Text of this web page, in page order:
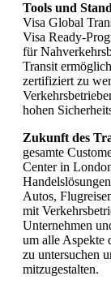
Tools und
Visa Global
Visa Ready-
für
Transit
zertifiziert zu
hohen
Zukunft des
gesamte
Center in
Autos,
mit
Unternehmen
um alle Aspekte
zu untersuchen
mitzugestalten.